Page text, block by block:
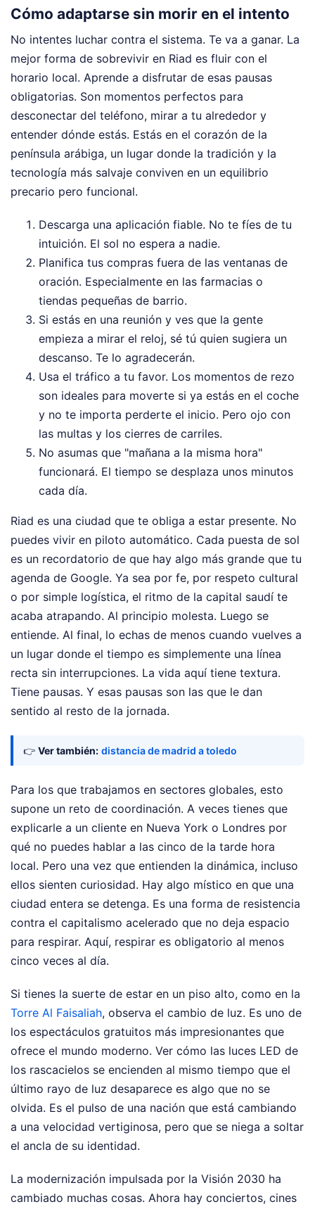
Cómo adaptarse sin morir en el intento
No intentes luchar contra el sistema. Te va a ganar. La
mejor forma de sobrevivir en Riad es fluir con el
horario local. Aprende a disfrutar de esas pausas
obligatorias. Son momentos perfectos para
desconectar del teléfono, mirar a tu alrededor y
entender dónde estás. Estás en el corazón de la
península arábiga, un lugar donde la tradición y la
tecnología más salvaje conviven en un equilibrio
precario pero funcional.
Descarga una aplicación fiable. No te fíes de tu
intuición. El sol no espera a nadie.
Planifica tus compras fuera de las ventanas de
oración. Especialmente en las farmacias o
tiendas pequeñas de barrio.
Si estás en una reunión y ves que la gente
empieza a mirar el reloj, sé tú quien sugiera un
descanso. Te lo agradecerán.
Usa el tráfico a tu favor. Los momentos de rezo
son ideales para moverte si ya estás en el coche
y no te importa perderte el inicio. Pero ojo con
las multas y los cierres de carriles.
No asumas que "mañana a la misma hora"
funcionará. El tiempo se desplaza unos minutos
cada día.
Riad es una ciudad que te obliga a estar presente. No
puedes vivir en piloto automático. Cada puesta de sol
es un recordatorio de que hay algo más grande que tu
agenda de Google. Ya sea por fe, por respeto cultural
o por simple logística, el ritmo de la capital saudí te
acaba atrapando. Al principio molesta. Luego se
entiende. Al final, lo echas de menos cuando vuelves a
un lugar donde el tiempo es simplemente una línea
recta sin interrupciones. La vida aquí tiene textura.
Tiene pausas. Y esas pausas son las que le dan
sentido al resto de la jornada.
👉 Ver también: distancia de madrid a toledo
Para los que trabajamos en sectores globales, esto
supone un reto de coordinación. A veces tienes que
explicarle a un cliente en Nueva York o Londres por
qué no puedes hablar a las cinco de la tarde hora
local. Pero una vez que entienden la dinámica, incluso
ellos sienten curiosidad. Hay algo místico en que una
ciudad entera se detenga. Es una forma de resistencia
contra el capitalismo acelerado que no deja espacio
para respirar. Aquí, respirar es obligatorio al menos
cinco veces al día.
Si tienes la suerte de estar en un piso alto, como en la
Torre Al Faisaliah, observa el cambio de luz. Es uno de
los espectáculos gratuitos más impresionantes que
ofrece el mundo moderno. Ver cómo las luces LED de
los rascacielos se encienden al mismo tiempo que el
último rayo de luz desaparece es algo que no se
olvida. Es el pulso de una nación que está cambiando
a una velocidad vertiginosa, pero que se niega a soltar
el ancla de su identidad.
La modernización impulsada por la Visión 2030 ha
cambiado muchas cosas. Ahora hay conciertos, cines